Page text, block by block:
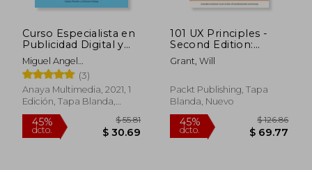
Curso Especialista en
Publicidad Digital y
Embudos de Venta
Miguel Angel
Florido,Ruben Mañez
(3)
Anaya Multimedia, 2021, 1
Edición, Tapa Blanda,
Nuevo
101 UX Principles -
Second Edition:
Actionable Solutions
for Product Design
Grant, Will
Packt Publishing, Tapa
Blanda, Nuevo